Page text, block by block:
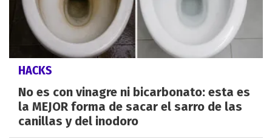
HACKS
No es con vinagre ni bicarbonato: esta es
la MEJOR forma de sacar el sarro de las
canillas y del inodoro